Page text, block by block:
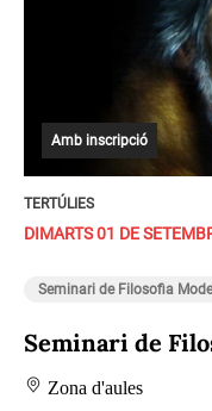
Amb inscripció
TERTÚLIES
DIMARTS 01 DE
Seminari de Filosofia
Seminari de
Zona d'aules